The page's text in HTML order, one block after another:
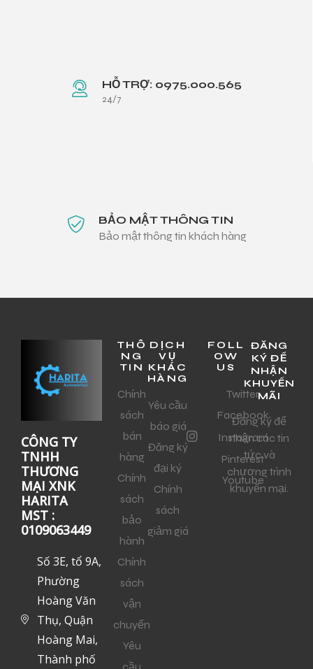
HỖ TRỢ: 0975.000.565
24/7
BẢO MẬT THÔNG TIN
Bảo mật thông tin khách hàng
CÔNG TY
TNHH
THƯƠNG
MẠI XNK
HARITA
MST :
0109063449
Số 3E, tổ 9A,
Phường
Hoàng Văn
Thụ, Quận
Hoàng Mai,
Thành phố
THÔ
NG
TIN
Chính
sách
bán
hàng
Chính
sách
bảo
hành
Chính
sách
vận
chuyển
Yêu
DỊCH
VỤ
KHÁC
HÀNG
Yêu cầu
báo giá
Đăng ký
đại ký
Chính
sách
giảm giá
FOLL
OW
US
Twitter
Facebook
Instagram
Pinterest
Youtube
ĐĂNG
KÝ ĐỂ
NHẬN
KHUYẾN
MÃI
Đăng ký để
nhận các tin
tức và
chương trình
khuyến mại.